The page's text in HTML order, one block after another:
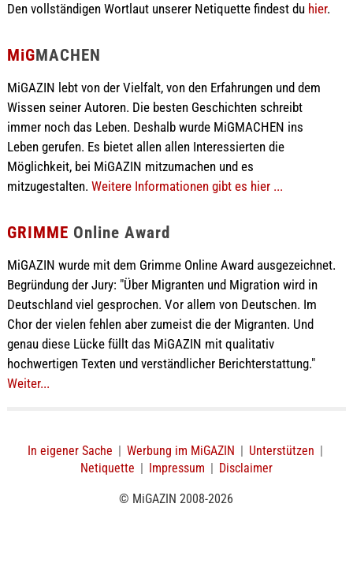
Den vollständigen Wortlaut unserer Netiquette findest du hier.
MiGMACHEN
MiGAZIN lebt von der Vielfalt, von den Erfahrungen und dem
Wissen seiner Autoren. Die besten Geschichten schreibt
immer noch das Leben. Deshalb wurde MiGMACHEN ins
Leben gerufen. Es bietet allen allen Interessierten die
Möglichkeit, bei MiGAZIN mitzumachen und es
mitzugestalten. Weitere Informationen gibt es hier ...
GRIMME Online Award
MiGAZIN wurde mit dem Grimme Online Award ausgezeichnet.
Begründung der Jury: "Über Migranten und Migration wird in
Deutschland viel gesprochen. Vor allem von Deutschen. Im
Chor der vielen fehlen aber zumeist die der Migranten. Und
genau diese Lücke füllt das MiGAZIN mit qualitativ
hochwertigen Texten und verständlicher Berichterstattung."
Weiter...
In eigener Sache Werbung im MiGAZIN Unterstützen
Netiquette
Impressum Disclaimer
© MiGAZIN 2008-2026